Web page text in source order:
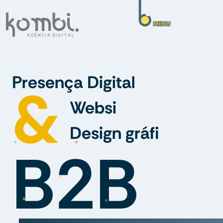
MENU
Marketing igital
& UX/UI
Comunicaç
B2B